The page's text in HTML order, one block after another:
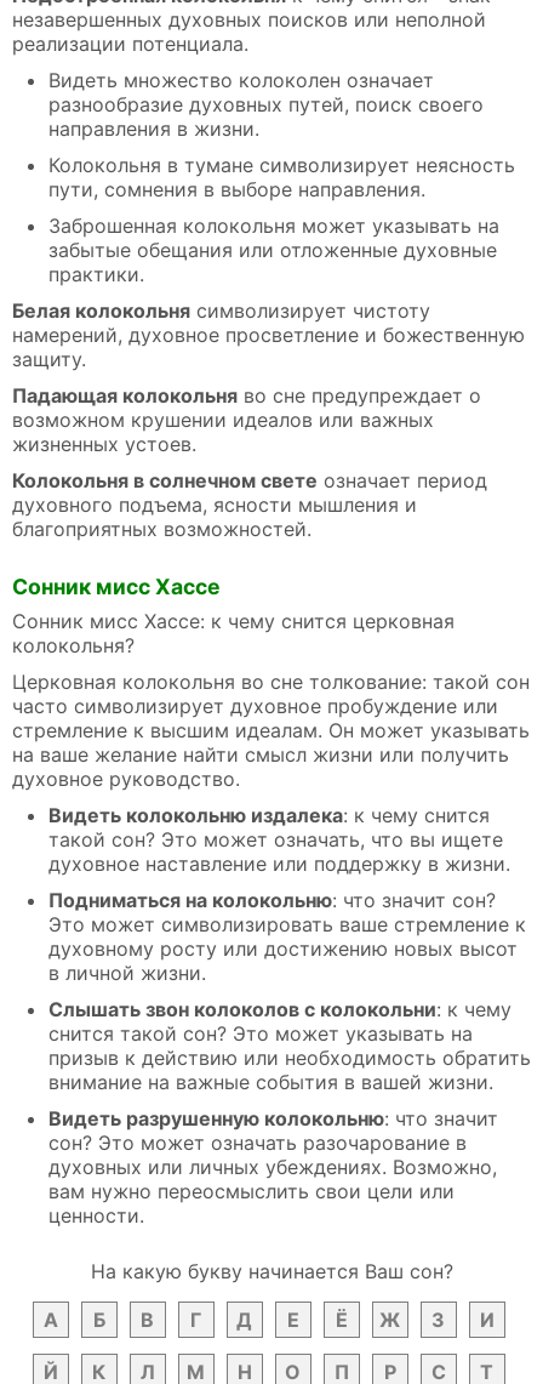
незавершенных духовных поисков или неполной
реализации потенциала.
Видеть множество колоколен означает
разнообразие духовных путей, поиск своего
направления в жизни.
Колокольня в тумане символизирует неясность
пути, сомнения в выборе направления.
Заброшенная колокольня может указывать на
забытые обещания или отложенные духовные
практики.
Белая колокольня символизирует чистоту
намерений, духовное просветление и божественную
защиту.
Падающая колокольня во сне предупреждает о
возможном крушении идеалов или важных
жизненных устоев.
Колокольня в солнечном свете означает период
духовного подъема, ясности мышления и
благоприятных возможностей.
Сонник мисс Хассе
Сонник мисс Хассе: к чему снится церковная
колокольня?
Церковная колокольня во сне толкование: такой сон
часто символизирует духовное пробуждение или
стремление к высшим идеалам. Он может указывать
на ваше желание найти смысл жизни или получить
духовное руководство.
Видеть колокольню издалека: к чему снится
такой сон? Это может означать, что вы ищете
духовное наставление или поддержку в жизни.
Подниматься на колокольню: что значит сон?
Это может символизировать ваше стремление к
духовному росту или достижению новых высот
в личной жизни.
Слышать звон колоколов с колокольни: к чему
снится такой сон? Это может указывать на
призыв к действию или необходимость обратить
внимание на важные события в вашей жизни.
Видеть разрушенную колокольню: что значит
сон? Это может означать разочарование в
духовных или личных убеждениях. Возможно,
вам нужно переосмыслить свои цели или
ценности.
На какую букву начинается Ваш сон?
А
Б В Г Д Е Ё Ж З И
Й К Л М Н О П Р С Т